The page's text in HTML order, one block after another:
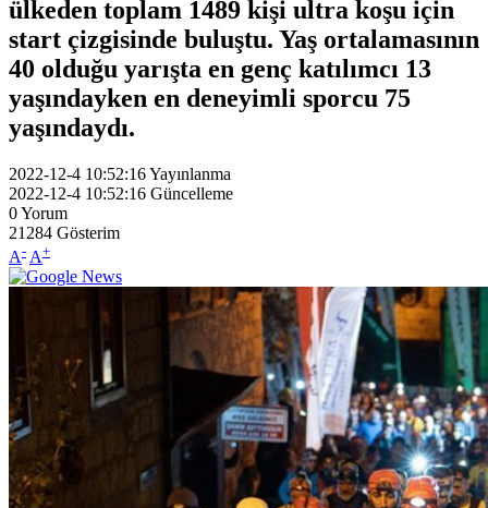
ülkeden toplam 1489 kişi ultra koşu için
start çizgisinde buluştu. Yaş ortalamasının
40 olduğu yarışta en genç katılımcı 13
yaşındayken en deneyimli sporcu 75
yaşındaydı.
2022-12-4 10:52:16Yayınlanma
2022-12-4 10:52:16 Güncelleme
0Yorum
21284 Gösterim
A- A+